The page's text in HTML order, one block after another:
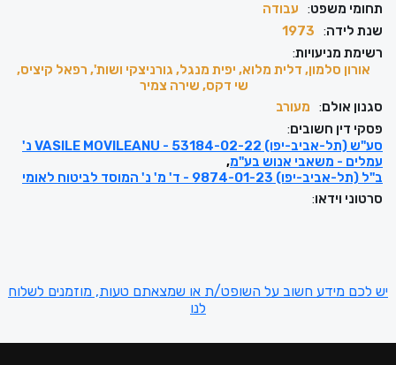
תחומי משפט:
עבודה
שנת לידה:
1973
רשימת מניעויות:
אורון סלמון, דלית מלוא, יפית מנגל, גורניצקי ושות', רפאל קיציס,
שי דקס, שירה צמיר
סגנון אולם:
מעורב
פסקי דין חשובים:
סע"ש (תל-אביב-יפו) 53184-02-22 - VASILE MOVILEANU נ'
עמלים - משאבי אנוש בע"מ
ב"ל (תל-אביב-יפו) 9874-01-23 - ד' מ' נ' המוסד לביטוח לאומי
סרטוני וידאו:
יש לכם מידע חשוב על השופט/ת או שמצאתם טעות, מוזמנים לשלוח
לנו